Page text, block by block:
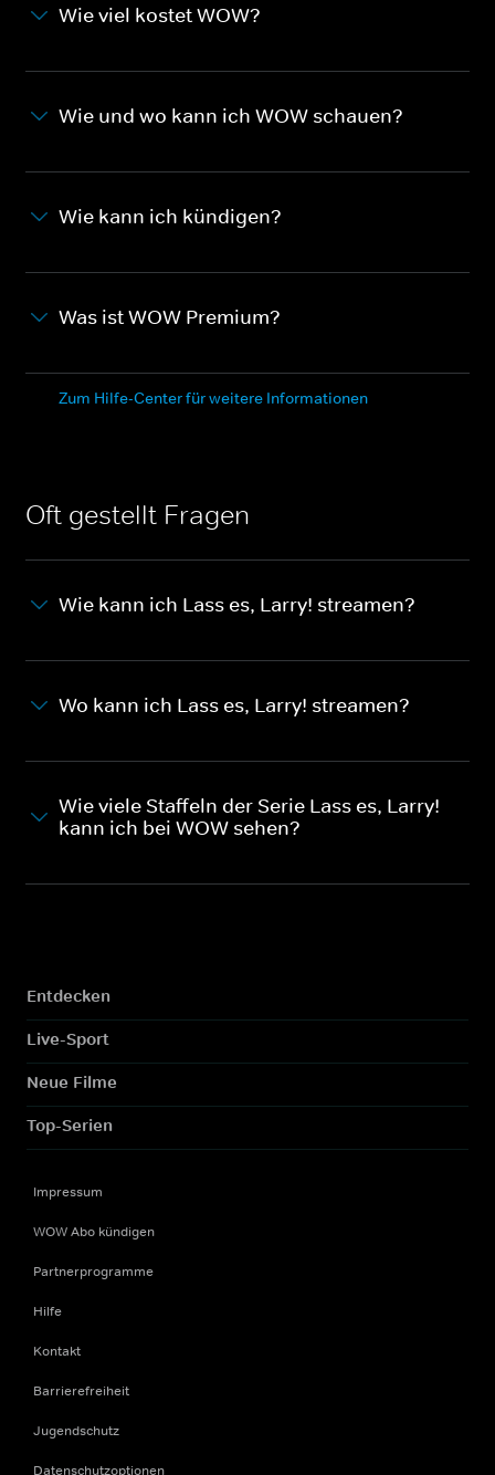
Wie viel kostet WOW?
Wie und wo kann ich WOW schauen?
Wie kann ich kündigen?
Was ist WOW Premium?
Zum Hilfe-Center für weitere Informationen
Oft gestellt Fragen
Wie kann ich Lass es, Larry! streamen?
Wo kann ich Lass es, Larry! streamen?
Wie viele Staffeln der Serie Lass es, Larry!
kann ich bei WOW sehen?
Entdecken
Live-Sport
Neue Filme
Top-Serien
Impressum
WOW Abo kündigen
Partnerprogramme
Hilfe
Kontakt
Barrierefreiheit
Jugendschutz
Datenschutzoptionen